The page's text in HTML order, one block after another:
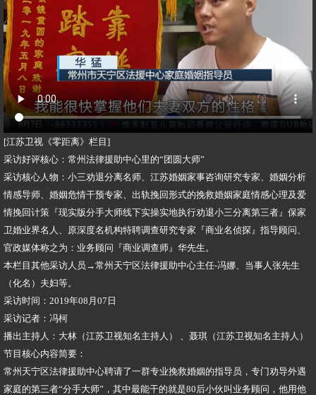
[江苏卫视《零距离》栏目]
采访好评核心：常州法律援助中心里的“团圆大师”
采访核心人物：小三劝退分离名师、江苏婚姻家事咨询研究专家、婚姻分析
情感导师、婚姻危情干预专家、出轨挽回形式的挽救婚姻家庭情感心理及爱
情挽回计策『现实版分手大师线下实操实地执行劝退小三分离第三者』保家
卫婚业界名人、原深度名机构特聘调查研究专家『商业名侦探』指导顾问、
官政媒体称之为：业务顾问『商业调查师』华先生。
本栏目其他采访人员→常州天宁区法律援助中心主任-冯娜、当事人张先生
（化名）夫妇等。
采访时间：2019年08月07日
采访记者：冯柯
播出主持人：大林（江苏卫视知名主持人） 、聂琪（江苏卫视知名主持人）
节目核心内容简要：
常州天宁区法律援助中心聘请了一群专业挽救婚姻的指导员，专门劝导外遇
家庭的第三者“分手大师”，其中最能干的就是80后小伙叫业务顾问，他用他